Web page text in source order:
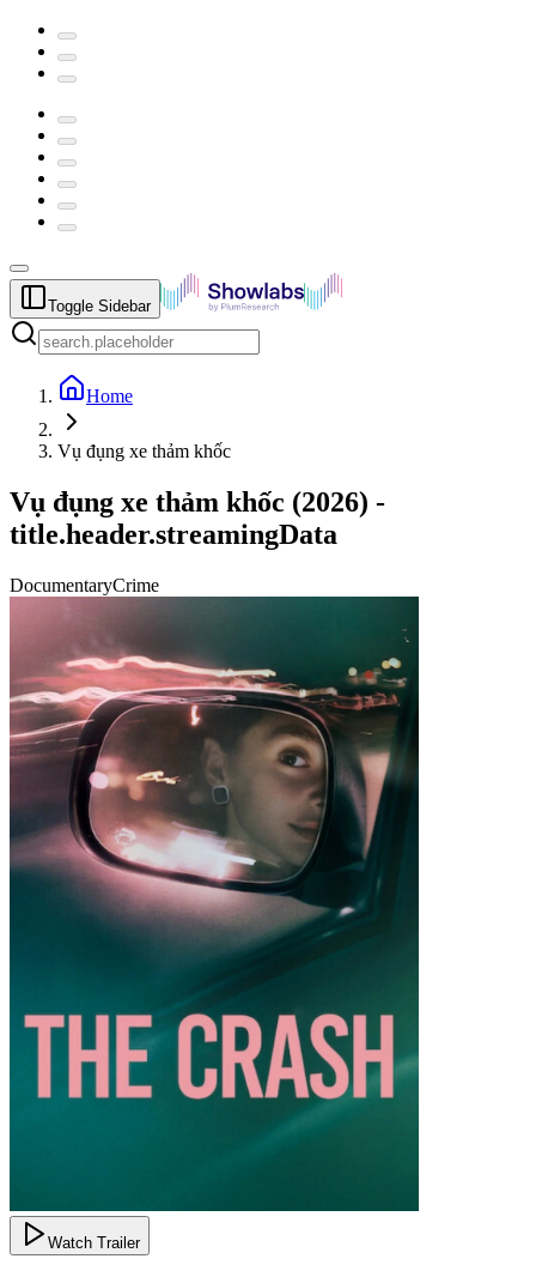
Toggle Sidebar
Home
Vụ đụng xe thảm khốc
Vụ đụng xe thảm khốc (2026) -
title.header.streamingData
DocumentaryCrime
Watch Trailer